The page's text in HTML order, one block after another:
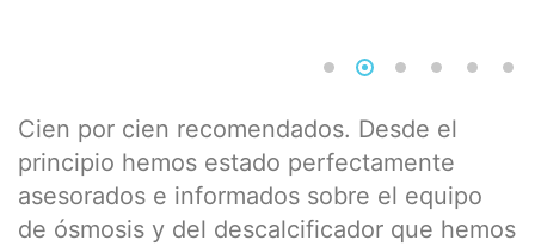
Cien por cien recomendados. Desde el
principio hemos estado perfectamente
asesorados e informados sobre el equipo
de ósmosis y del descalcificador que hemos